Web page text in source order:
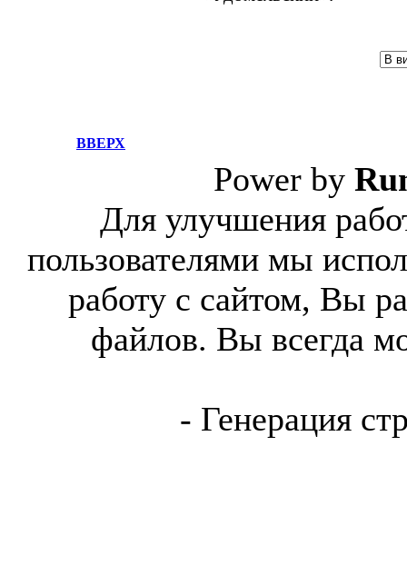
ВВЕРХ
Power by
Для улучшения
пользователями мы
работу с сайтом, Вы
файлов. Вы всегда
- Генерация